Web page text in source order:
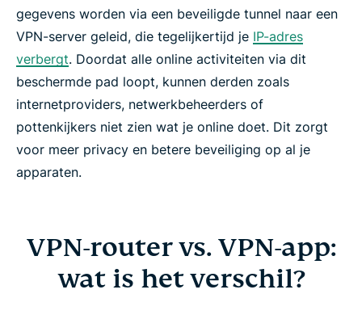
gegevens worden via een beveiligde tunnel naar een
VPN-server geleid, die tegelijkertijd je IP-adres
verbergt. Doordat alle online activiteiten via dit
beschermde pad loopt, kunnen derden zoals
internetproviders, netwerkbeheerders of
pottenkijkers niet zien wat je online doet. Dit zorgt
voor meer privacy en betere beveiliging op al je
apparaten.
VPN-router vs. VPN-app:
wat is het verschil?